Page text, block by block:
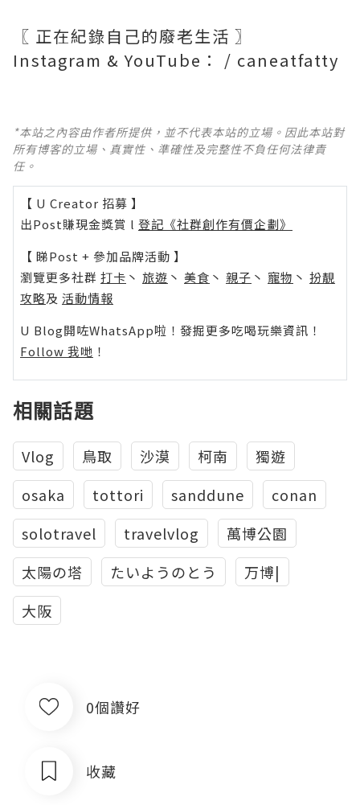
〖 正在紀錄自己的廢老生活 〗
Instagram & YouTube： / caneatfatty
*本站之內容由作者所提供，並不代表本站的立場。因此本站對
所有博客的立場、真實性、準確性及完整性不負任何法律責
任。
【 U Creator 招募 】
出Post賺現金獎賞 l 登記《社群創作有價企劃》
【 睇Post + 參加品牌活動 】
瀏覽更多社群 打卡 丶 旅遊 丶 美食 丶 親子 丶 寵物 丶 扮靚
攻略及 活動情報
U Blog開咗WhatsApp啦！發掘更多吃喝玩樂資訊！
Follow 我哋 ！
相關話題
Vlog 鳥取 沙漠 柯南
獨遊
osaka
tottori sanddune
conan
solotravel
travelvlog
萬博公園
太陽の塔
たいようのとう
万博|
大阪
0個讚好
收藏